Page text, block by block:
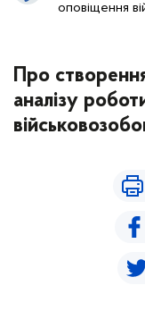
оповіщення
Про
аналізу